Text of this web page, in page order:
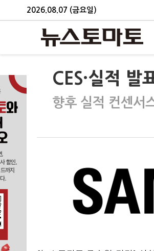
2026.08.07 (금요일)
CES·실적
향후 실적 컨센서